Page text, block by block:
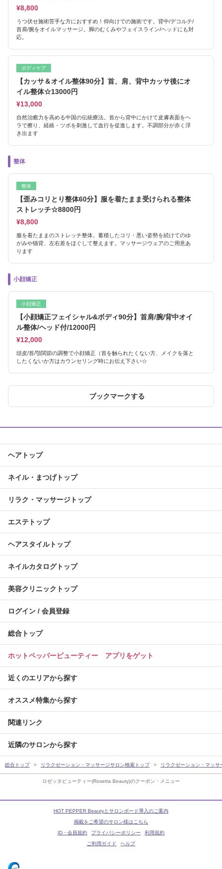
ロゼッタビューティー(Rosetta Beauty)のクーポン・メニュー
¥8,800
うつ伏せ施術苦手な方におすすめ！仰向けでの施術です。背中/デコルテ/
首肩/腕をオイルマッサージ。脚のむくみやフェイスライン/ヘッドにも対
応。
ボディケア
【カッサ＆オイル整体90分】首、肩、背中カッサ後にオ
イル整体☆13000円
¥13,000
自然治癒力を高める中国の伝統療法。首から背中にかけて皮膚表面をヘ
ラで擦り、経絡・ツボを刺激して血行を促進します。不調部分が赤く浮
き出ます
整体
整体
【歪みコリとり整体60分】服を着たまま受けられる整体
ストレッチ☆8800円
¥8,800
服を着たままのストレッチ整体。蓄積したコリ・悪い姿勢を続けてのゆ
がみや猫背、左右差をほぐして整えます。マッサージウェアのご用意あ
ります
小顔矯正
小顔矯正
【小顔矯正フェイシャル&ボディ90分】首肩/腕/背中オイ
ル整体/ヘッド付/12000円
¥12,000
頭皮/首/顎関節の調整で小顔矯正（首を触られたくない方、メイクを落と
したくないか方はカウンセリング時にお伝え下さい☆
ブックマークする
ヘアトップ
ネイル・まつげトップ
リラク・マッサージトップ
エステトップ
ヘアスタイルトップ
ネイルカタログトップ
美容クリニックトップ
ログイン / 会員登録
総合トップ
ホットペッパービューティー アプリをゲット
近くのエリアから探す
オススメ特集から探す
関連リンク
近隣のサロンから探す
総合トップ リラクゼーション・マッサージサロン検索トップ リラクゼーション・マッ
HOT PEPPER Beautyとサロンボード導入のご案内
掲載をご希望のサロン様はこちら
ID・会員規約
プライバシーポリシー
利用規約
ご利用ガイド
ヘルプ